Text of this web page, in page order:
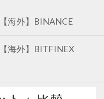
【海外】BINANCE
【海外】BITFINEX